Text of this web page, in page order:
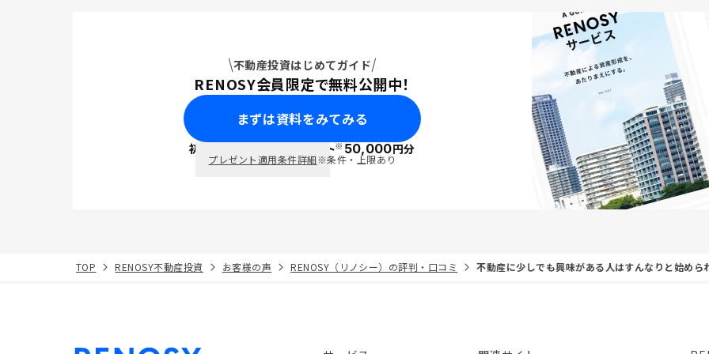
不動産投資はじめてガイド
RENOSY会員限定で無料公開中！
まずは資料をみてみる
初回面談で ポイント※50,000円分
プレゼント適用条件詳細※条件・上限あり
TOP RENOSY不動産投資 お客様の声 RENOSY（リノシー）の評判・口コミ 不動産に少しでも興味がある人はすんなりと始めら